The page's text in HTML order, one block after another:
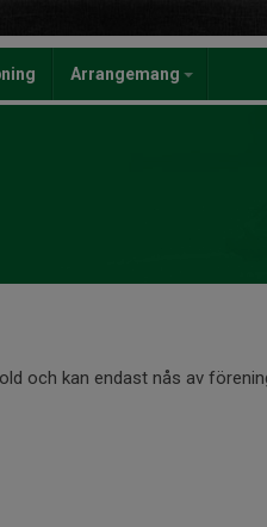
Arrangemang
och kan endast nås av